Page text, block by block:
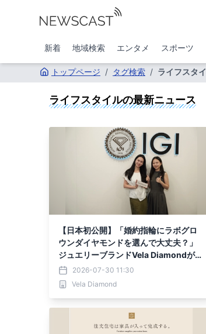
新着 地域検索 エンタメ スポーツ
トップページ / タグ検索 / ライフスタ
ライフスタイルの最新ニュース
【日本初公開】「婚約指輪にラボグロ
ウンダイヤモンドを選んで大丈夫？」
ジュエリーブランドVela Diamondが世
界最大級の宝石鑑定機関IGIに独自取材
2026-07-30 11:30
Vela Diamond